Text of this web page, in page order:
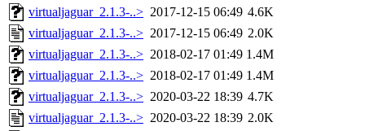
virtualjaguar_2.1.3-..> 2017-12-15 06:49 4.6K
virtualjaguar_2.1.3-..> 2017-12-15 06:49 2.0K
virtualjaguar_2.1.3-..> 2018-02-17 01:49 1.4M
virtualjaguar_2.1.3-..> 2018-02-17 01:49 1.4M
virtualjaguar_2.1.3-..> 2020-03-22 18:39 4.7K
virtualjaguar_2.1.3-..> 2020-03-22 18:39 2.0K